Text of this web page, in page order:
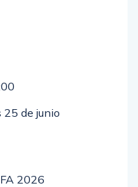
25 de junio
2026